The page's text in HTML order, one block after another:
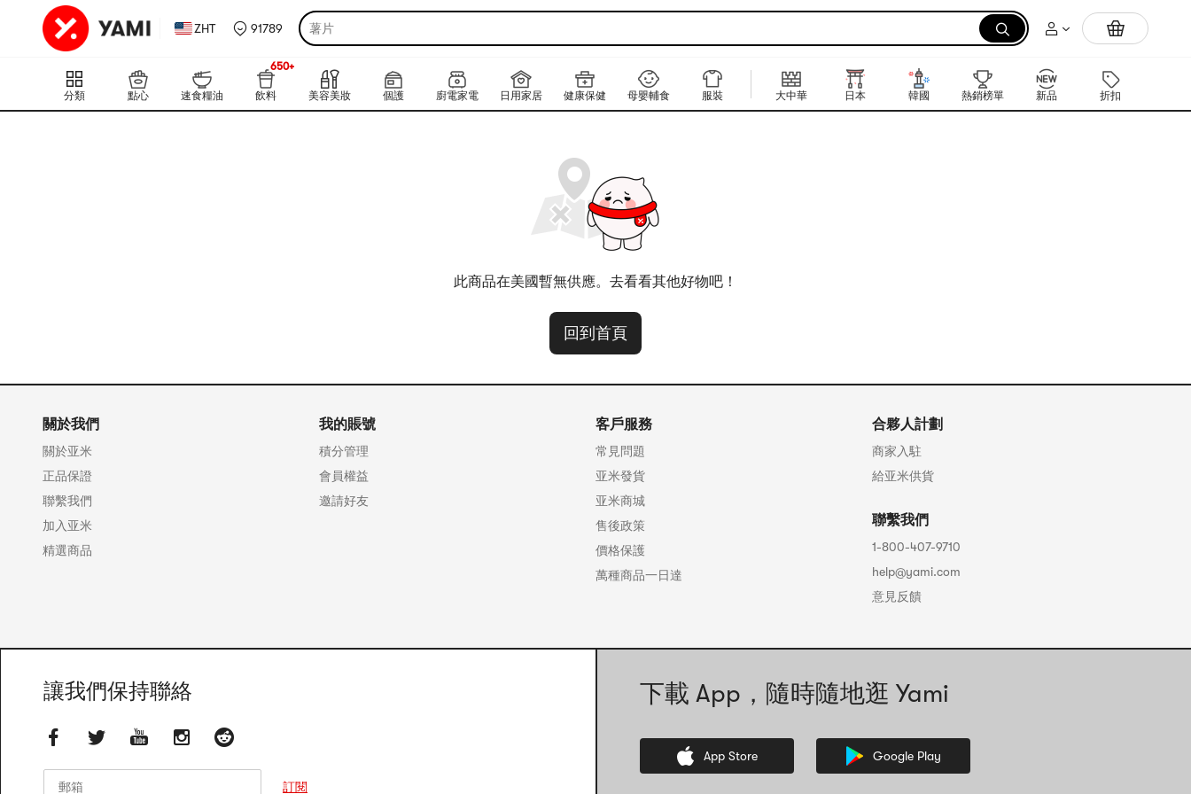
ZHT 91789 薯片 拉麵
分類 點心 速食糧油 飲料
650+
美容美妝 個護 廚電家電 日用家居 健康保健 母嬰輔食 服裝 大中華 日本 韓國 熱銷榜單 新品 折扣
此商品在美國暫無供應。去看看其他好物吧！
回到首頁
關於我們
關於亚米
正品保證
聯繫我們
加入亚米
精選商品
我的賬號
積分管理
會員權益
邀請好友
客戶服務
常見問題
亚米發貨
亚米商城
售後政策
價格保護
萬種商品一日達
合夥人計劃
商家入駐
給亚米供貨
聯繫我們
1-800-407-9710
help@yami.com
意見反饋
讓我們保持聯絡
訂閱
下載 App，隨時隨地逛 Yami
App Store Google Play